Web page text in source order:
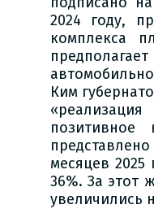
2024 году,
комплекса
Ким
месяцев
36%. За этот
увеличились